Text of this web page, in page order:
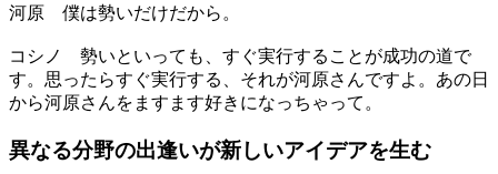
河原 僕は勢いだけだから。
コシノ
勢いといっても、すぐ実行することが成功の道で
す。思ったらすぐ実行する、それが河原さんですよ。あの日
から河原さんをますます好きになっちゃって。
異なる分野の出逢いが新しいアイデアを生む